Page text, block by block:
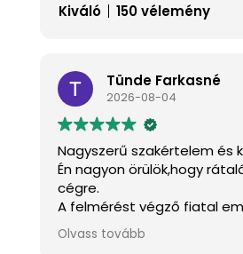
Kiváló
150 vélemény
Tünde Farkasné
2026-08-04
Nagyszerű szakértelem és
Én nagyon örülök,hogy
cégre.
A felmérést végző fiatal
kedves és mindenben
szakemberek
Olvass tovább